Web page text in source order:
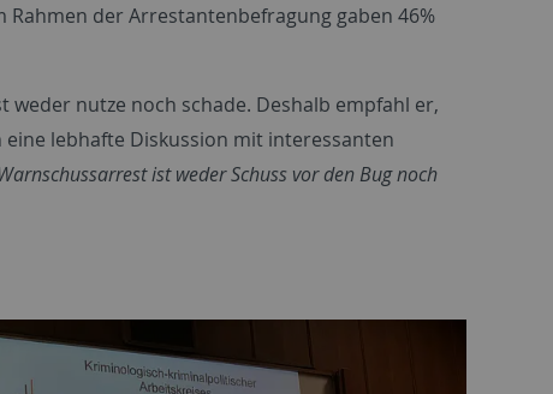
der Arrestantenbefragung gaben 46%
nutze noch schade. Deshalb empfahl er,
lebhafte Diskussion mit interessanten
ist weder Schuss vor den Bug noch